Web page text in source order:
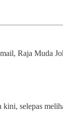
Raja Muda
kini, selepas